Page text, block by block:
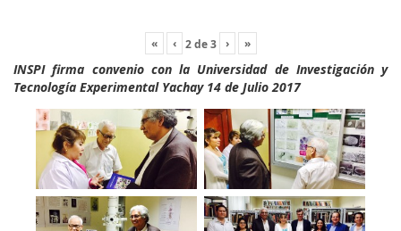
« ‹ 2de3 › »
INSPI firma convenio con la Universidad de Investigación y
Tecnología Experimental Yachay 14 de Julio 2017